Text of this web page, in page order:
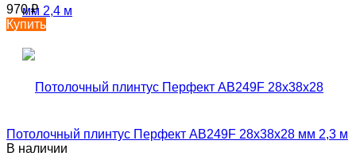
970₽
Купить
Потолочный плинтус Перфект AB249F 28х38х28 мм 2,3 м
В наличии